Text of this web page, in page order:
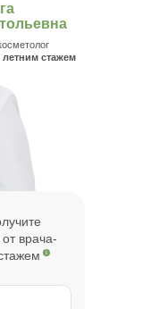
летним стажем
врача-